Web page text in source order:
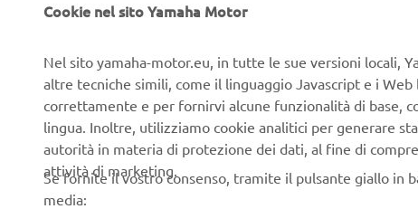
drivers.”
Trial period:
Trial
Cookie nel sito Yamaha Motor
Nel sito yamaha-motor.eu, in tutte le sue versioni locali,
altre tecniche simili, come il linguaggio Javascript e i
correttamente e per fornirvi alcune funzionalità di base,
lingua. Inoltre, utilizziamo cookie analitici per generare
autorità in materia di protezione dei dati, al fine di
attività di marketing.
Se fornite il vostro consenso, tramite il pulsante giallo in
media: